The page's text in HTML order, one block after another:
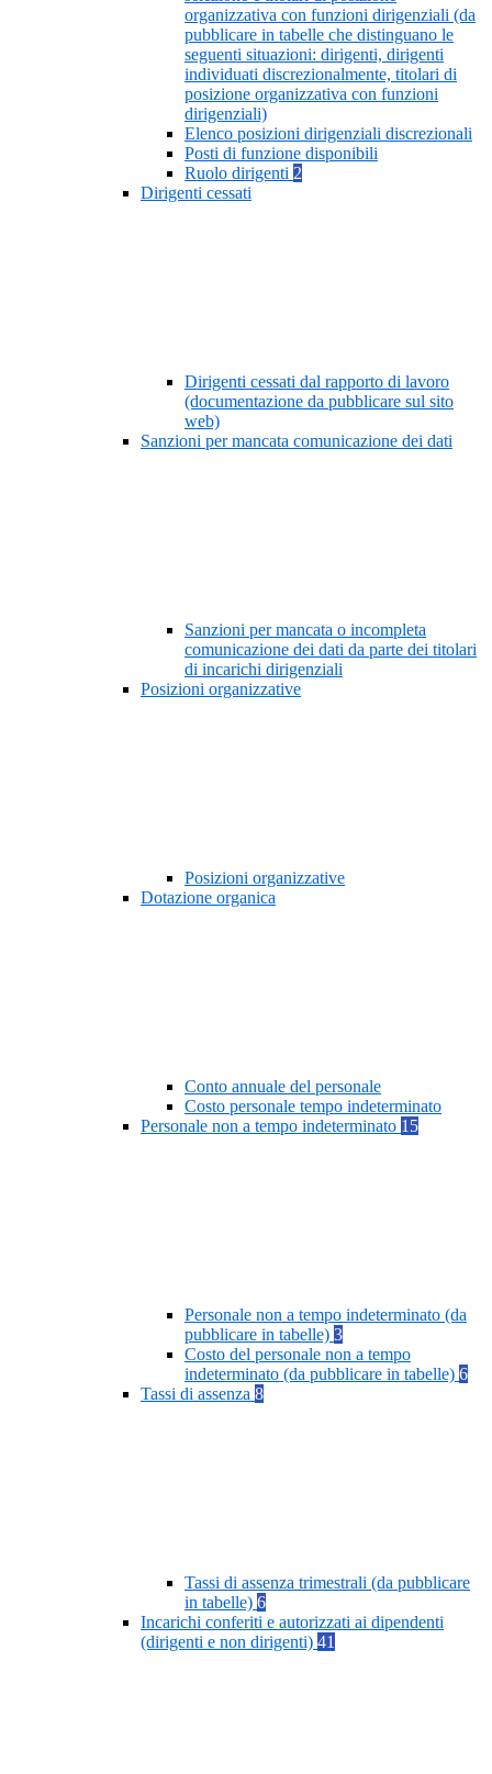
organizzativa con funzioni dirigenziali (da
pubblicare in tabelle che distinguano le
seguenti situazioni: dirigenti, dirigenti
individuati discrezionalmente, titolari di
posizione organizzativa con funzioni
dirigenziali)
Elenco posizioni dirigenziali discrezionali
Posti di funzione disponibili
Ruolo dirigenti 2
Dirigenti cessati
Dirigenti cessati dal rapporto di lavoro
(documentazione da pubblicare sul sito
web)
Sanzioni per mancata comunicazione dei dati
Sanzioni per mancata o incompleta
comunicazione dei dati da parte dei titolari
di incarichi dirigenziali
Posizioni organizzative
Posizioni organizzative
Dotazione organica
Conto annuale del personale
Costo personale tempo indeterminato
Personale non a tempo indeterminato 15
Personale non a tempo indeterminato (da
pubblicare in tabelle) 3
Costo del personale non a tempo
indeterminato (da pubblicare in tabelle) 6
Tassi di assenza 8
Tassi di assenza trimestrali (da pubblicare
in tabelle) 6
Incarichi conferiti e autorizzati ai dipendenti
(dirigenti e non dirigenti) 41